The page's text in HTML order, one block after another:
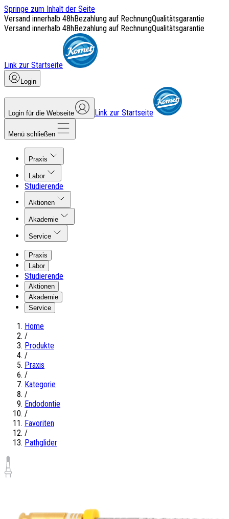
Springe zum Inhalt der Seite
Versand innerhalb 48hBezahlung auf RechnungQualitätsgarantie
Versand innerhalb 48hBezahlung auf RechnungQualitätsgarantie
Link zur Startseite
Login
Login für die Webseite Link zur Startseite
Menü schließen
Praxis
Labor
Studierende
Aktionen
Akademie
Service
Praxis
Labor
Studierende
Aktionen
Akademie
Service
Home
/
Produkte
/
Praxis
/
Kategorie
/
Endodontie
/
Favoriten
/
Pathglider